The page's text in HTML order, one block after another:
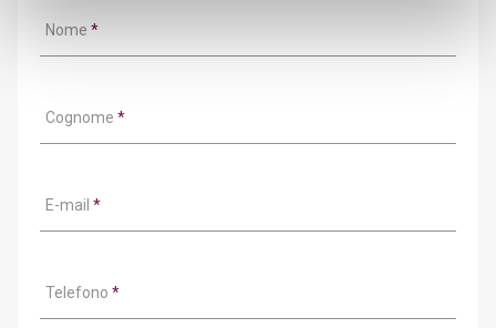
Nome *
Cognome *
E-mail *
Telefono *